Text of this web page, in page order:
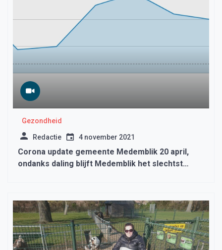
Gezondheid
Redactie 4 november 2021
Corona update gemeente Medemblik 20 april,
ondanks daling blijft Medemblik het slechtst